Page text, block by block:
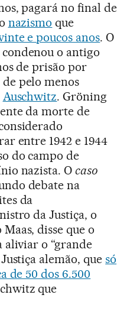
pagará no final de
nazismo que
e poucos anos. O
o antigo
de prisão por
pelo menos
Auschwitz. Gröning
da morte de
entre 1942 e 1944
do campo de
nazista. Ocaso
debate na
da
da Justiça, o
disse que o
o “grande
alemão, quesó
de 50 dos 6.500
que